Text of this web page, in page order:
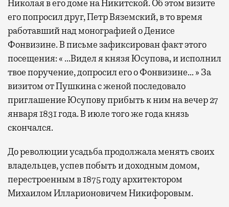
Николая в его доме на Никитской. Об этом визите
его попросил друг, Петр Вяземский, в то время
работавший над монографией о Денисе
Фонвизине. В письме зафиксирован факт этого
посещения: « …Видел я князя Юсупова, и исполнил
твое поручение, допросил его о Фонвизине… » За
визитом от Пушкина с женой последовало
приглашение Юсупову прибыть к ним на вечер 27
января 1831 года. В июле того же года князь
скончался.
До революции усадьба продолжала менять своих
владельцев, успев побыть и доходным домом,
перестроенным в 1875 году архитектором
Михаилом Илларионовичем Никифоровым.